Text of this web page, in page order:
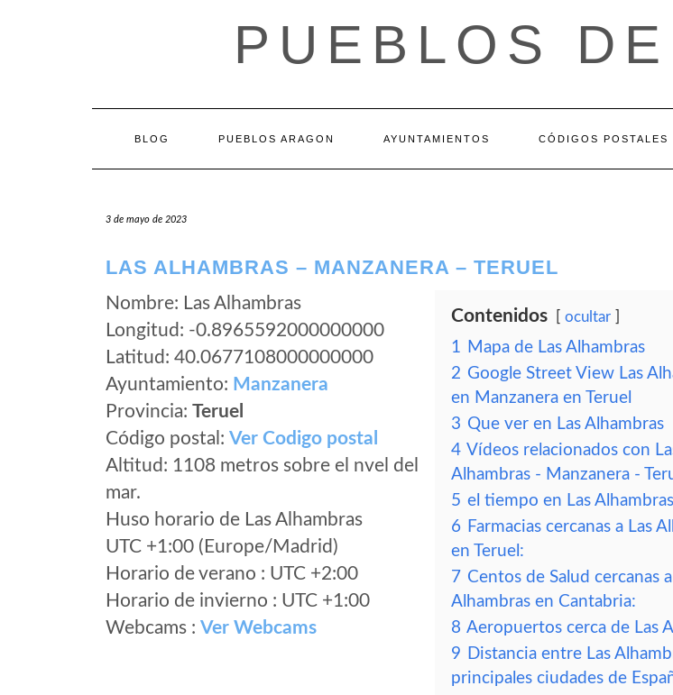
PUEBLOS
BLOG PUEBLOS ARAGON AYUNTAMIENTOS CÓDIGOS POSTALES
3 de mayo de 2023
LAS ALHAMBRAS – MANZANERA – TERUEL
Nombre: Las Alhambras
Longitud: -0.8965592000000000
Latitud: 40.0677108000000000
Ayuntamiento: Manzanera
Provincia: Teruel
Código postal: Ver Codigo postal
Altitud: 1108 metros sobre el nvel del
mar.
Huso horario de Las Alhambras
UTC +1:00 (Europe/Madrid)
Horario de verano : UTC +2:00
Horario de invierno : UTC +1:00
Webcams : Ver Webcams
Contenidos ocultar
1 Mapa de Las Alhambras
2 Google Street View Las
en Manzanera en Teruel
3 Que ver en Las Alhambras
4 Vídeos relacionados con
Alhambras - Manzanera -
5 el tiempo en Las Alhambras
6 Farmacias cercanas a Las
en Teruel:
7 Centos de Salud cercanas
Alhambras en Cantabria:
8 Aeropuertos cerca de Las
9 Distancia entre Las
principales ciudades de